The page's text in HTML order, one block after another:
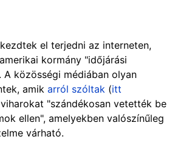
el terjedni az interneten,
kormány "időjárási
közösségi médiában olyan
amik arról szóltak (itt
"szándékosan vetették be
ellen", amelyekben valószínűleg
várható.